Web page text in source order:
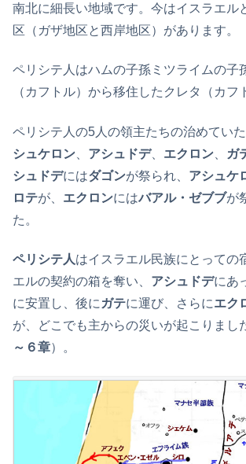
南北に細長い地域です。今はイスラエル
区（ガザ地区と西岸地区）があります。
ペリシテ人はハムの子孫ミツライムの子
（カフトル）から移住したクレタ（カフ
ペリシテ人の5人の領主たちの治めていた
シュケロン
アシュドデ、 エクロン ガ
シュドデにはダゴンが祭られ、 アシュケ
ロテが、 エクロンにはバアル・ゼブブが
た。
ペリシテ人はイスラエル民族にとっての
エルの契約の箱を奪い、 アシュドデにあ
に安置し、後に ガテに運び、さらにエク
が、どこでも主からの災いが起こりまし
～６章）。